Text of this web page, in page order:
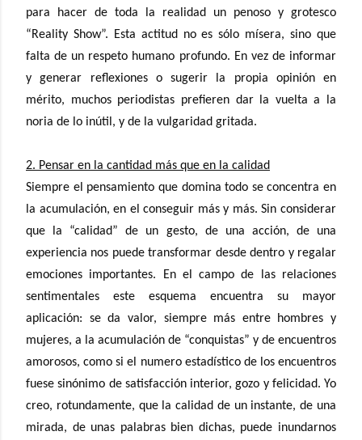
para hacer de toda la realidad un penoso y grotesco
“Reality Show”. Esta actitud no es sólo mísera, sino que
falta de un respeto humano profundo. En vez de informar
y generar reflexiones o sugerir la propia opinión en
mérito, muchos periodistas prefieren dar la vuelta a la
noria de lo inútil, y de la vulgaridad gritada.
2. Pensar en la cantidad más que en la calidad
Siempre el pensamiento que domina todo se concentra en
la acumulación, en el conseguir más y más. Sin considerar
que la “calidad” de un gesto, de una acción, de una
experiencia nos puede transformar desde dentro y regalar
emociones importantes. En el campo de las relaciones
sentimentales este esquema encuentra su mayor
aplicación: se da valor, siempre más entre hombres y
mujeres, a la acumulación de “conquistas” y de encuentros
amorosos, como si el numero estadístico de los encuentros
fuese sinónimo de satisfacción interior, gozo y felicidad. Yo
creo, rotundamente, que la calidad de un instante, de una
mirada, de unas palabras bien dichas, puede inundarnos